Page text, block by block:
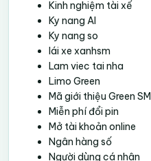
Kinh nghiệm tài xế
Ky nang AI
Ky nang so
lái xe xanhsm
Lam viec tai nha
Limo Green
Mã giới thiệu Green SM
Miễn phí đổi pin
Mở tài khoản online
Ngân hàng số
Người dùng cá nhân